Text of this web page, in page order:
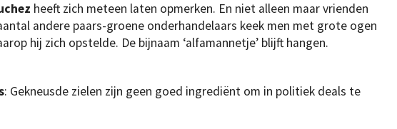
heeft zich meteen laten opmerken. En niet alleen maar vrienden
andere paars-groene onderhandelaars keek men met grote ogen
hij zich opstelde. De bijnaam ‘alfamannetje’ blijft hangen.
: Gekneusde zielen zijn geen goed ingrediënt om in politiek deals te